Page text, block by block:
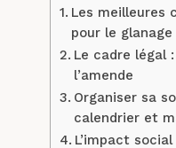
Les meilleures
pour le
Le cadre légal
l’amende
Organiser sa
calendrier et
L’impact